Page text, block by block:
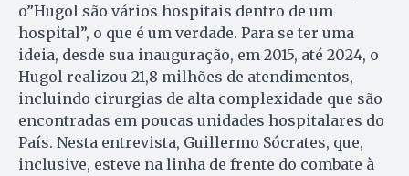
o”Hugol são vários hospitais dentro de um
hospital”, o que é um verdade. Para se ter uma
ideia, desde sua inauguração, em 2015, até 2024, o
Hugol realizou 21,8 milhões de atendimentos,
incluindo cirurgias de alta complexidade que são
encontradas em poucas unidades hospitalares do
País. Nesta entrevista, Guillermo Sócrates, que,
inclusive, esteve na linha de frente do combate à